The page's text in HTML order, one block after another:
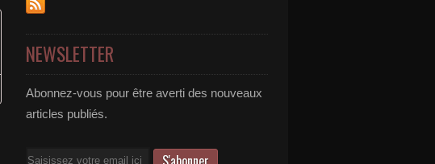
NEWSLETTER
Abonnez-vous pour être averti des nouveaux
articles publiés.
Email